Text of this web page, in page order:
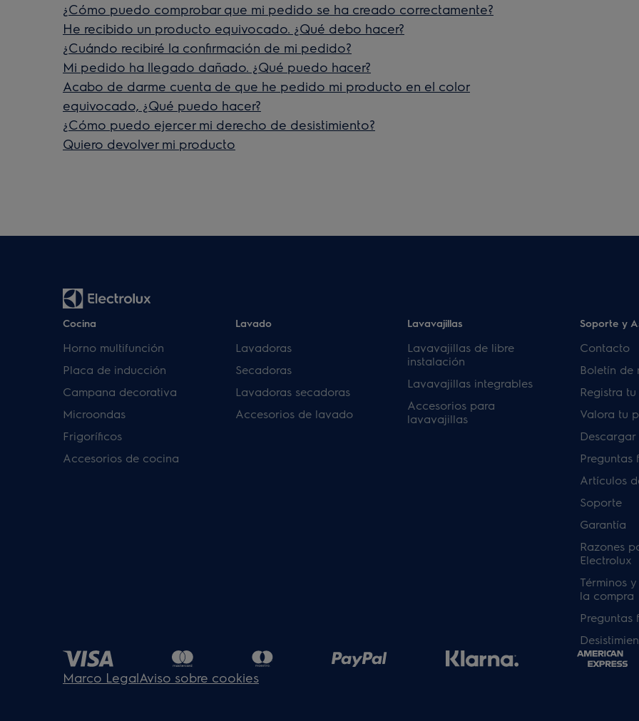
¿Cómo puedo comprobar que mi pedido se ha creado correctamente?
He recibido un producto equivocado. ¿Qué debo hacer?
¿Cuándo recibiré la confirmación de mi pedido?
Mi pedido ha llegado dañado. ¿Qué puedo hacer?
Acabo de darme cuenta de que he pedido mi producto en el color
equivocado, ¿Qué puedo hacer?
¿Cómo puedo ejercer mi derecho de desistimiento?
Quiero devolver mi producto
Cocina
Horno multifunción
Placa de inducción
Campana decorativa
Microondas
Frigoríficos
Accesorios de cocina
Lavado
Lavadoras
Secadoras
Lavadoras secadoras
Accesorios de lavado
Lavavajillas
Lavavajillas de libre
instalación
Lavavajillas integrables
Accesorios para
lavavajillas
Soporte y
Contacto
Boletín de
Registra
Valora tu
Descargar
Preguntas
Artículos
Soporte
Garantía
Razones
Electrolux
Términos
la compra
Preguntas
Marco LegalAviso sobre cookies